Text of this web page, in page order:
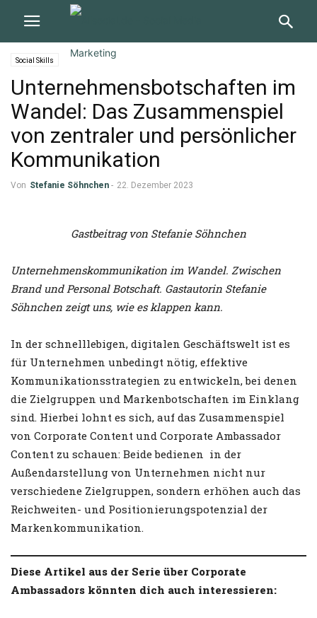
Social Skills
Unternehmensbotschaften im
Wandel: Das Zusammenspiel
von zentraler und persönlicher
Kommunikation
Von Stefanie Söhnchen - 22. Dezember 2023
Gastbeitrag von Stefanie Söhnchen
Unternehmenskommunikation im Wandel. Zwischen
Brand und Personal Botschaft. Gastautorin Stefanie
Söhnchen zeigt uns, wie es klappen kann.
In der schnelllebigen, digitalen Geschäftswelt ist es
für Unternehmen unbedingt nötig, effektive
Kommunikationsstrategien zu entwickeln, bei denen
die Zielgruppen und Markenbotschaften im Einklang
sind. Hierbei lohnt es sich, auf das Zusammenspiel
von Corporate Content und Corporate Ambassador
Content zu schauen: Beide bedienen in der
Außendarstellung von Unternehmen nicht nur
verschiedene Zielgruppen, sondern erhöhen auch das
Reichweiten- und Positionierungspotenzial der
Markenkommunikation.
Diese Artikel aus der Serie über Corporate
Ambassadors könnten dich auch interessieren: